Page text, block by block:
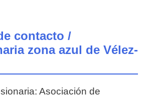
contacto /
zona azul de Vélez-
Asociación de